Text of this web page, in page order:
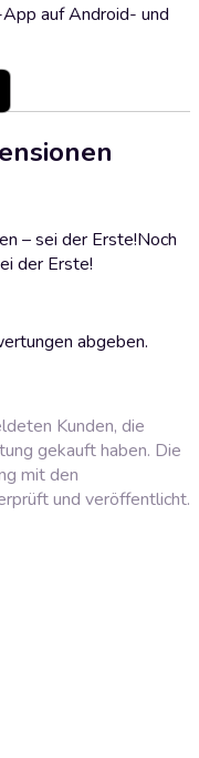
auf Android- und
– sei der Erste!Noch
der Erste!
abgeben.
Kunden, die
gekauft haben. Die
mit den
und veröffentlicht.